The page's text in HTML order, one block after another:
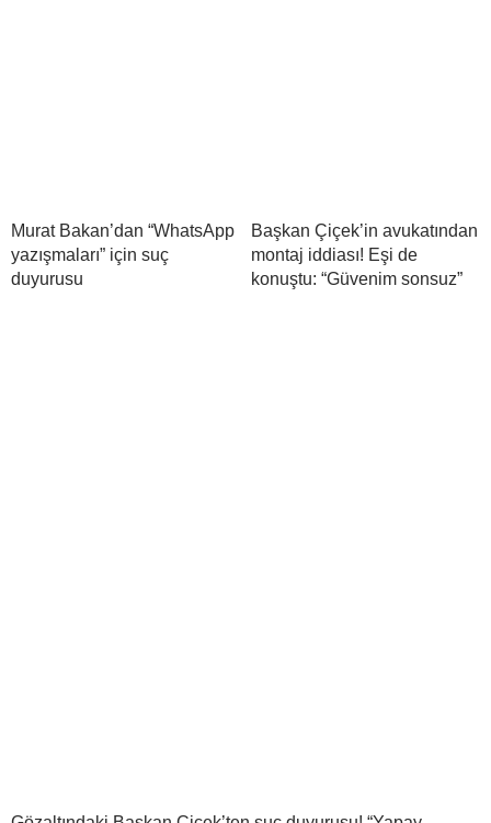
Murat Bakan’dan “WhatsApp
yazışmaları” için suç
duyurusu
Başkan Çiçek’in avukatından
montaj iddiası! Eşi de
konuştu: “Güvenim sonsuz”